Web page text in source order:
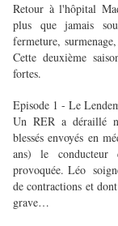
Retour à l'hôpital
plus que jamais
fermeture,
Cette deuxième
fortes.
Episode 1 - Le
Un RER a déraillé
blessés envoyés en
ans) le
provoquée. Léo
de contractions et
grave…